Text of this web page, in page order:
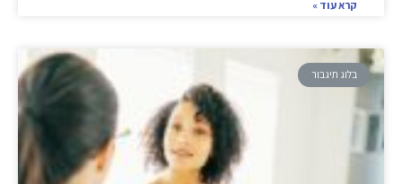
קרא עוד »
בלוג תיגבור